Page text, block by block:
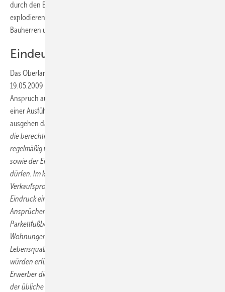
durch den Bauherrn einer Eigentumswohnung erfolgen. Mit den
explodierenden Immobilienpreisen steigen auch die Ansprüche der
Bauherren und deren Bereitschaft, ihre Rechte durchzusetzen.
Eindeutige Rechtsprechung
Das Oberlandesgericht (OLG) München hat in einem Urteil vom
19.05.2009 (BauR 2012.266) klargestellt, dass ein Bauherr nicht nur
Anspruch auf die Einhaltung von Mindeststandards hat, sondern von
einer Ausführung nach den anerkannten Regeln der Technik
ausgehen darf. In seiner Begründung heißt es wörtlich:
die berechtigten Erwartungen der Erwerber einer Wohnung an, die
regelmäßig von einem üblichen Qualitäts- und Komfortstandard
sowie der Einhaltung der anerkannten Regeln der Technik ausgehen
dürfen. Im konkreten Fall vermitteln der aufwändig gestaltete
Verkaufsprospekt und die umfangreiche Baubeschreibung den
Eindruck einer soliden Ausstattung, die sogar gehobenen
Ansprüchen gerecht wird. Hervorgehoben werden neben
Parkettfußböden u. a. die Ruhe und der Komfort der attraktiven
Wohnungen. Architektonische Details würden zusätzliche
Lebensqualität schaffen. Hohe Ansprüche an die Wohnqualität
würden erfüllt. Es kann deshalb nicht zweifelhaft sein, dass bei einem
Erwerber die berechtigte Erwartung geweckt wurde, dass zumindest
der übliche Komfortstandard eingehalten bzw. ein Zustand erreicht